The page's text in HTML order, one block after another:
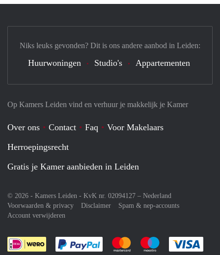
Op Kamers Leiden vind en verhuur je makkelijk je Kamer
Over ons Contact Faq
Voor Makelaars
Herroepingsrecht
Gratis je Kamer aanbieden in Leiden
© 2026 - Kamers Leiden - KvK nr. 02094127 – Nederland
Voorwaarden & privacy
Disclaimer
Spam & nep-accounts
Account verwijderen
Je rekent gemakkelijk af met Paypal
Je rekent gemakkelijk af met
Je rekent
Niks leuks gevonden? Dit is ons andere aanbod in Leiden:
Huurwoningen Studio's Appartementen